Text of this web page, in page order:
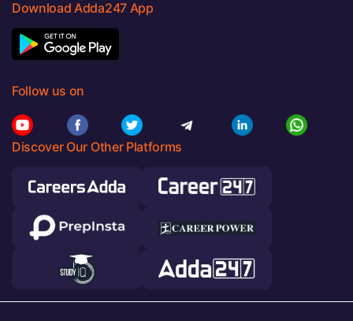
Download Adda247 App
Follow us on
Discover Our Other Platforms